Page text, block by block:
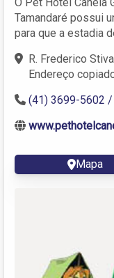
Tamandaré possui
para que a estadia
R. Frederico
Endereço
(41) 3699-5602
Mapa